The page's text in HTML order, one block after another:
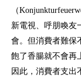
（
新電視、呼朋喚友
會。但消費者難保
飽了香腸就不會再
因此，消費者支出